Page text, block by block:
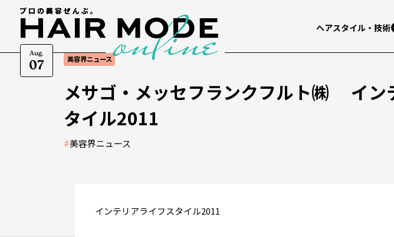
Aug.
07
ヘアスタイル・技術
美容界ニュース
メサゴ・メッセフランクフルト㈱ イン
タイル2011
#美容界ニュース
インテリアライフスタイル2011